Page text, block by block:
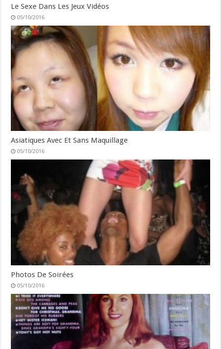
Le Sexe Dans Les Jeux Vidéos
05/10/2016
Asiatiques Avec Et Sans Maquillage
05/10/2016
Photos De Soirées
05/10/2016